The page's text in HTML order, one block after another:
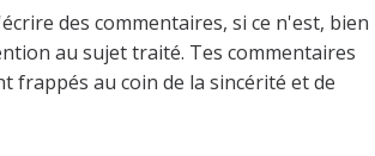
des commentaires, si ce n'est, bien
au sujet traité. Tes commentaires
au coin de la sincérité et de